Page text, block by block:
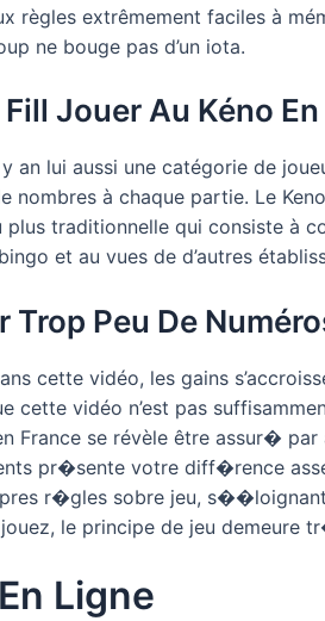
règles extrêmement faciles à
ne bouge pas d’un iota.
Jouer Au Kéno
an lui aussi une catégorie de
nombres à chaque partie. Le
plus traditionnelle qui consiste à
et au vues de d’autres
Trop Peu De
cette vidéo, les gains
cette vidéo n’est pas
France se révèle être assur�
pr�sente votre diff�rence
r�gles sobre jeu,
le principe de jeu demeure
Ligne